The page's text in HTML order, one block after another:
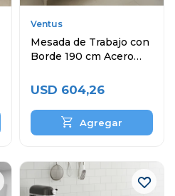
Ventus
Mesada de Trabajo con
Borde 190 cm Acero
USD 604,26